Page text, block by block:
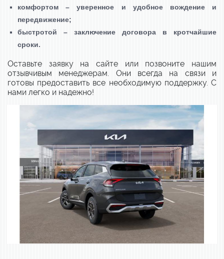
комфортом – уверенное и удобное вождение и
передвижение;
быстротой – заключение договорав кротчайшие
сроки.
Оставьте заявку на сайте или позвоните нашим
отзывчивым менеджерам. Они всегда на связи и
готовы предоставить все необходимую поддержку. С
нами легко и надежно!